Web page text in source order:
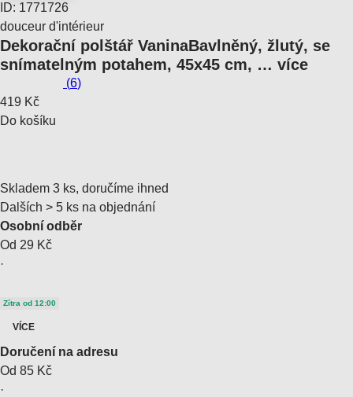
ID: 1771726
douceur d'intérieur
Dekorační polštář VaninaBavlněný, žlutý, se
snímatelným potahem, 45x45 cm, … více
(6)
419 Kč
Do košíku
Skladem 3 ks, doručíme ihned
Dalších > 5 ks na objednání
Osobní odběr
Od 29 Kč
·
Zítra od 12:00
VÍCE
Doručení na adresu
Od 85 Kč
·